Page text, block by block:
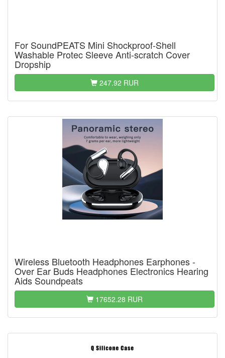
For SoundPEATS Mini Shockproof-Shell
Washable Protec Sleeve Anti-scratch Cover
Dropship
247.92 RUR
Wireless Bluetooth Headphones Earphones -
Over Ear Buds Headphones Electronics Hearing
Aids Soundpeats
17652.28 RUR